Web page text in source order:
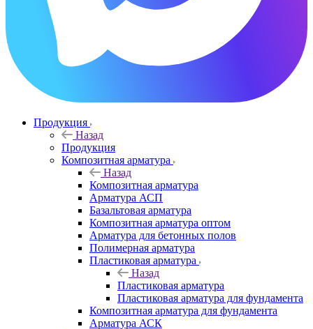
Продукция
Назад
Продукция
Композитная арматура
Назад
Композитная арматура
Арматура АСП
Базальтовая арматура
Композитная арматура оптом
Арматура для бетонных полов
Полимерная арматура
Пластиковая арматура
Назад
Пластиковая арматура
Пластиковая арматура для фундамента
Композитная арматура для фундамента
Арматура АСК